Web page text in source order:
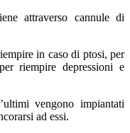
attraverso cannule di
in caso di ptosi, per
riempire depressioni e
vengono impiantati
ad essi.